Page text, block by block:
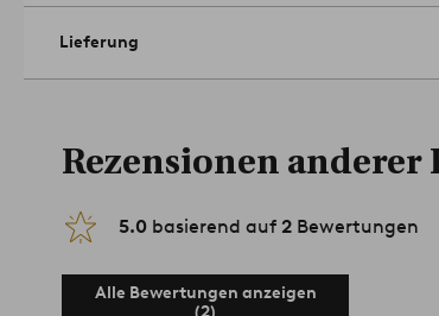
Lieferung
Rezensionen anderer
5.0 basierend auf 2 Bewertungen
Alle Bewertungen anzeigen
(2)